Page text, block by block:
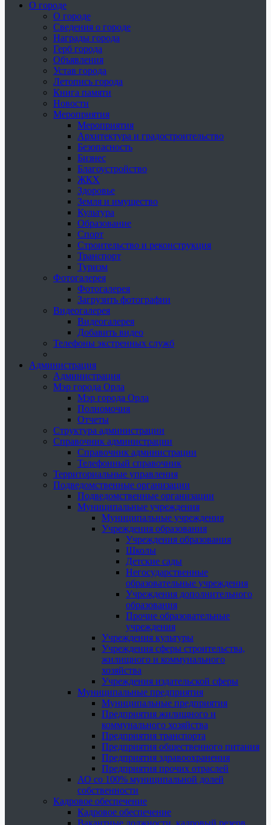
О городе
О городе
Сведения о городе
Награды города
Герб города
Объявления
Устав города
Летопись города
Книга памяти
Новости
Мероприятия
Мероприятия
Архитектура и градостроительство
Безопасность
Бизнес
Благоустройство
ЖКХ
Здоровье
Земля и имущество
Культура
Образование
Спорт
Строительство и реконструкция
Транспорт
Туризм
Фотогалерея
Фотогалерея
Загрузить фотографии
Видеогалерея
Видеогалерея
Добавить видео
Телефоны экстренных служб
Администрация
Администрация
Мэр города Орла
Мэр города Орла
Полномочия
Отчеты
Структура администрации
Справочник администрации
Справочник администрации
Телефонный справочник
Территориальные управления
Подведомственные организации
Подведомственные организации
Муниципальные учреждения
Муниципальные учреждения
Учреждения образования
Учреждения образования
Школы
Детские сады
Негосударственные
образовательные учреждения
Учреждения дополнительного
образования
Прочие образовательные
учреждения
Учреждения культуры
Учреждения сферы строительства,
жилищного и коммунального
хозяйства
Учреждения издательской сферы
Муниципальные предприятия
Муниципальные предприятия
Предприятия жилищного и
коммунального хозяйства
Предприятия транспорта
Предприятия общественного питания
Предприятия здравоохранения
Предприятия прочих отраслей
АО со 100% муниципальной долей
собственности
Кадровое обеспечение
Кадровое обеспечение
Вакантные должности, кадровый резерв,